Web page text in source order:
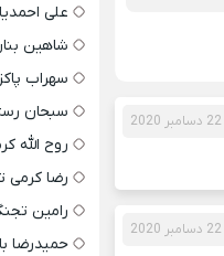
22 دسامبر 2020
22 دسامبر 2020
علی
شاهین
سهراب
سبحان
روح الله
رضا کرمی
رامین
حمیدرضا